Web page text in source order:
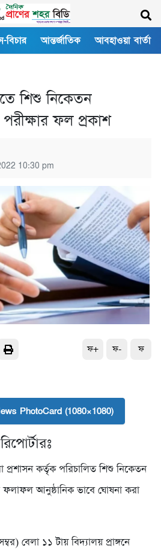
আন্তর্জাতিক আবহাওয়া বার্তা
শিশু নিকেতন
পরীক্ষার ফল প্রকাশ
10:30 pm
ফ+ ফ- ফ
PhotoCard (1080×1080)
কর্তৃক পরিচালিত শিশু নিকেতন
ফলাফল আনুষ্ঠানিক ভাবে ঘোষনা করা
বেলা ১১ টায় বিদ্যালয় প্রাঙ্গনে